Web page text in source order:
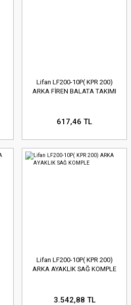
Lifan LF200-10P( KPR 200)
ARKA FİREN BALATA TAKIMI
617,46 TL
Lifan LF200-10P( KPR 200)
ARKA AYAKLIK SAĞ KOMPLE
3.542,88 TL